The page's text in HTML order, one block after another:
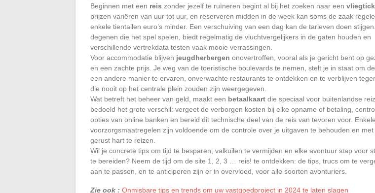
Beginnen met een reis zonder jezelf te ruïneren begint al bij het zoeken naar een
prijzen variëren van uur tot uur, en reserveren midden in de week kan soms de zaak
enkele tientallen euro’s minder. Een verschuiving van een dag kan de tarieven doen
degenen die het spel spelen, biedt regelmatig de vluchtvergelijkers in de gaten houden en
verschillende vertrekdata testen vaak mooie verrassingen.
Voor accommodatie blijven jeugdherbergen onovertroffen, vooral als je gericht bent op
en een zachte prijs. Je weg van de toeristische boulevards te nemen, stelt je in staat om
een andere manier te ervaren, onverwachte restaurants te ontdekken en te verblijven
die nooit op het centrale plein zouden zijn weergegeven.
Wat betreft het beheer van geld, maakt een betaalkaart die speciaal voor buitenlandse
bedoeld het grote verschil: vergeet de verborgen kosten bij elke opname of betaling,
opties van online banken en bereid dit technische deel van de reis van tevoren voor. Enkele
voorzorgsmaatregelen zijn voldoende om de controle over je uitgaven te behouden en met
gerust hart te reizen.
Wil je concrete tips om tijd te besparen, valkuilen te vermijden en elke avontuur stap voor
te bereiden? Neem de tijd om de site 1, 2, 3 … reis! te ontdekken: de tips, trucs om te
aan te passen, en te anticiperen zijn er in overvloed, voor alle soorten avonturiers.
Zie ook : Onmisbare tips en trends om uw vastgoedproject in 2024 te laten slagen